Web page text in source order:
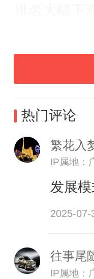
需要指出
榜，但是与
第16位的中
热门评论
繁花入
IP属地：
发展模
2025-07-
往事尾
IP属地：